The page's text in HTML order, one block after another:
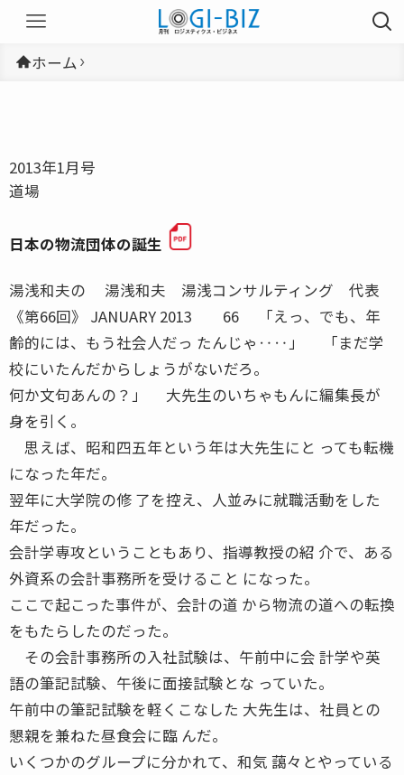
ホーム
2013年1月号
道場
日本の物流団体の誕生
湯浅和夫の 湯浅和夫 湯浅コンサルティング 代表
《第66回》 JANUARY 2013 66 「えっ、でも、年
齢的には、もう社会人だっ たんじゃ‥‥」 「まだ学
校にいたんだからしょうがないだろ。
何か文句あんの？」 大先生のいちゃもんに編集長が
身を引く。
思えば、昭和四五年という年は大先生にと っても転機
になった年だ。
翌年に大学院の修 了を控え、人並みに就職活動をした
年だった。
会計学専攻ということもあり、指導教授の紹 介で、ある
外資系の会計事務所を受けること になった。
ここで起こった事件が、会計の道 から物流の道への転換
をもたらしたのだった。
その会計事務所の入社試験は、午前中に会 計学や英
語の筆記試験、午後に面接試験とな っていた。
午前中の筆記試験を軽くこなした 大先生は、社員との
懇親を兼ねた昼食会に臨 んだ。
いくつかのグループに分かれて、和気 藹々とやっている